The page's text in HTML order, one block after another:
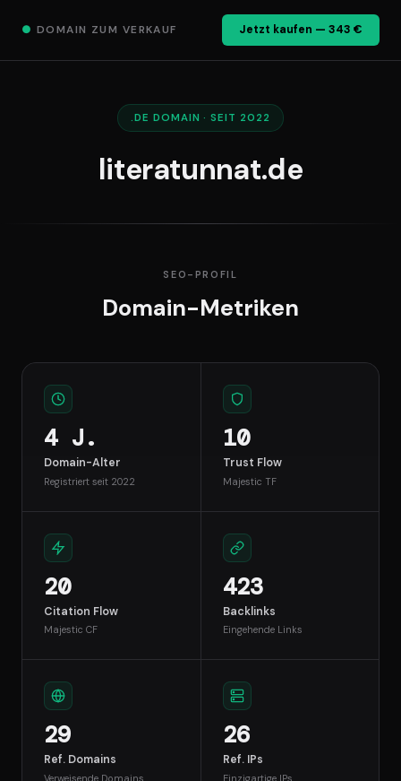
● DOMAIN ZUM VERKAUF Jetzt kaufen — 343 €
.DE DOMAIN · SEIT 2022
literatunnat.de
SEO-PROFIL
Domain-Metriken
4 J.
Domain-Alter
Registriert seit 2022
10
Trust Flow
Majestic TF
20
Citation Flow
Majestic CF
423
Backlinks
Eingehende Links
29
Ref. Domains
Verweisende Domains
26
Ref. IPs
Einzigartige IPs